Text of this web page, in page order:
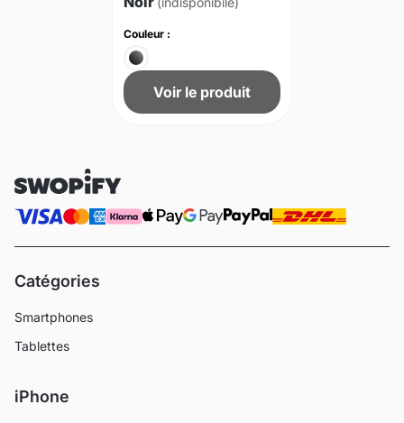
Couleur :
Voir le produit
Catégories
Smartphones
Tablettes
iPhone